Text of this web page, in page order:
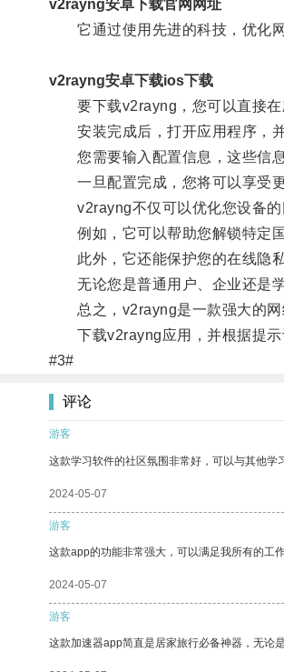
v2rayng安卓下载官网网址
它通过使用先进的科技，优化网
v2rayng安卓下载ios下载
要下载v2rayng，您可以直接在
安装完成后，打开应用程序，并
您需要输入配置信息，这些信息
一旦配置完成，您将可以享受更
v2rayng不仅可以优化您设备的
例如，它可以帮助您解锁特定国
此外，它还能保护您的在线隐私
无论您是普通用户、企业还是学
总之，v2rayng是一款强大的网
下载v2rayng应用，并根据提示
#3#
评论
游客
这款学习软件的社区氛围非常好，可以与其他学
2024-05-07
游客
这款app的功能非常强大，可以满足我所有的工
2024-05-07
游客
这款加速器app简直是居家旅行必备神器，无论